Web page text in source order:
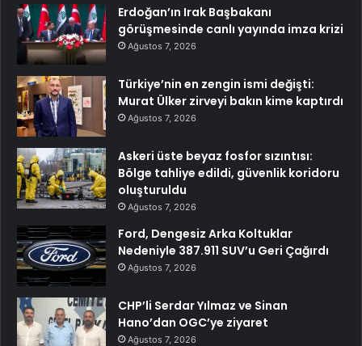
Erdoğan’ın Irak Başbakanı
görüşmesinde canlı yayında imza krizi
Ağustos 7, 2026
Türkiye’nin en zengin ismi değişti:
Murat Ülker zirveyi bakın kime kaptırdı
Ağustos 7, 2026
Askeri üste beyaz fosfor sızıntısı:
Bölge tahliye edildi, güvenlik koridoru
oluşturuldu
Ağustos 7, 2026
Ford, Dengesiz Arka Koltuklar
Nedeniyle 387.911 SUV’u Geri Çağırdı
Ağustos 7, 2026
CHP’li Serdar Yılmaz ve Sinan
Hano’dan OGC’ye ziyaret
Ağustos 7, 2026